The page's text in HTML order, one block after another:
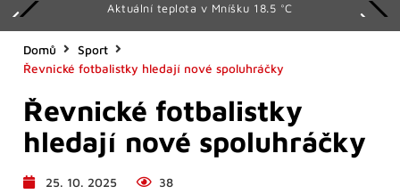
Aktuální teplota v Mníšku 18.5 °C
Domů
Sport
Řevnické fotbalistky hledají nové spoluhráčky
Řevnické fotbalistky
hledají nové spoluhráčky
25. 10. 2025 38